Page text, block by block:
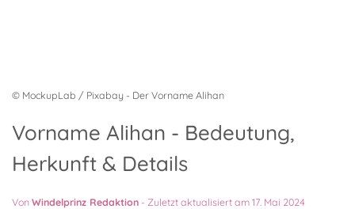
© MockupLab / Pixabay - Der Vorname Alihan
Vorname Alihan - Bedeutung,
Herkunft & Details
VonWindelprinz Redaktion - Zuletzt aktualisiert am 17. Mai 2024